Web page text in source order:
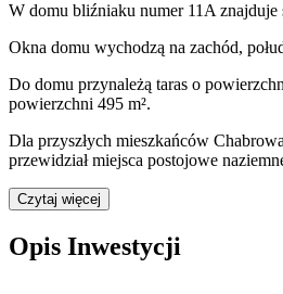
W domu bliźniaku numer 11A znajduje
Okna domu wychodzą na zachód,
Do domu przynależą taras o
powierzchni 495 m².
Dla przyszłych mieszkańców
przewidziałmiejsca postojowe
Czytaj więcej
Opis Inwestycji